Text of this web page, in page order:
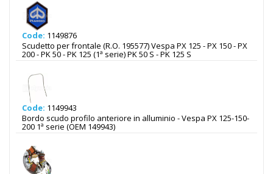
Code: 1149876
Scudetto per frontale (R.O. 195577) Vespa PX 125 - PX 150 - PX
200 - PK 50 - PK 125 (1ª serie) PK 50 S - PK 125 S
Code: 1149943
Bordo scudo profilo anteriore in alluminio - Vespa PX 125-150-
200 1ª serie (OEM 149943)